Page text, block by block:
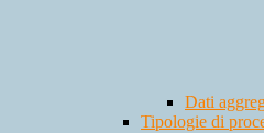
Dati
Tipologie di